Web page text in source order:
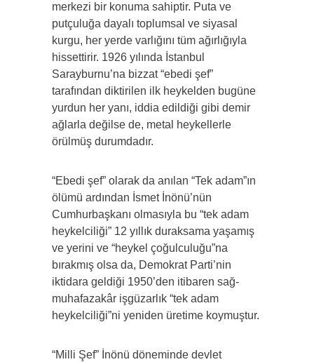
merkezi bir konuma sahiptir. Puta ve
putçuluğa dayalı toplumsal ve siyasal
kurgu, her yerde varlığını tüm ağırlığıyla
hissettirir. 1926 yılında İstanbul
Sarayburnu’na bizzat “ebedi şef”
tarafından diktirilen ilk heykelden bugüne
yurdun her yanı, iddia edildiği gibi demir
ağlarla değilse de, metal heykellerle
örülmüş durumdadır.
“Ebedi şef” olarak da anılan “Tek adam”ın
ölümü ardından İsmet İnönü’nün
Cumhurbaşkanı olmasıyla bu “tek adam
heykelciliği” 12 yıllık duraksama yaşamış
ve yerini ve “heykel çoğulculuğu”na
bırakmış olsa da, Demokrat Parti’nin
iktidara geldiği 1950’den itibaren sağ-
muhafazakâr işgüzarlık “tek adam
heykelciliği”ni yeniden üretime koymuştur.
“Milli Şef” İnönü döneminde devlet